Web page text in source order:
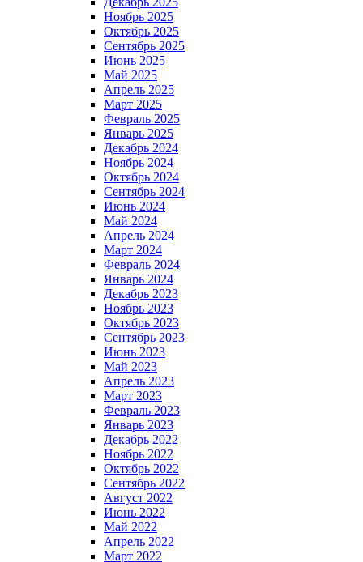
Ноябрь 2025
Октябрь 2025
Сентябрь 2025
Июнь 2025
Май 2025
Апрель 2025
Март 2025
Февраль 2025
Январь 2025
Декабрь 2024
Ноябрь 2024
Октябрь 2024
Сентябрь 2024
Июнь 2024
Май 2024
Апрель 2024
Март 2024
Февраль 2024
Январь 2024
Декабрь 2023
Ноябрь 2023
Октябрь 2023
Сентябрь 2023
Июнь 2023
Май 2023
Апрель 2023
Март 2023
Февраль 2023
Январь 2023
Декабрь 2022
Ноябрь 2022
Октябрь 2022
Сентябрь 2022
Август 2022
Июнь 2022
Май 2022
Апрель 2022
Март 2022